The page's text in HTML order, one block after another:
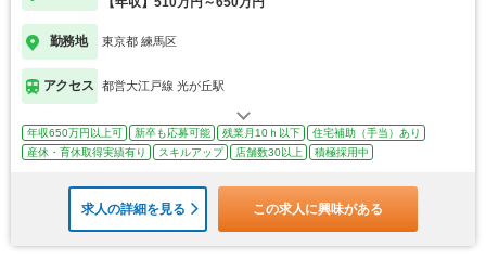
勤務地 東京都 練馬区
アクセス 都営大江戸線 光が丘駅
年収650万円以上可 新卒も応募可能 残業月10ｈ以下
住宅補助（手当）あり
産休・育休取得実績有り
スキルアップ 店舗数30以上 積極採用中
求人の詳細を見る この求人に興味がある